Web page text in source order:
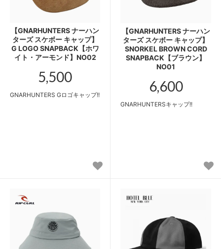
【GNARHUNTERS ナーハン
ターズ スケボー キャップ】
G LOGO SNAPBACK【ホワ
イト・アーモンド】NO02
5,500
GNARHUNTERS Gロゴキャップ!!
【GNARHUNTERS ナーハン
ターズ スケボー キャップ】
SNORKEL BROWN CORD
SNAPBACK【ブラウン】
NO01
6,600
GNARHUNTERSキャップ!!